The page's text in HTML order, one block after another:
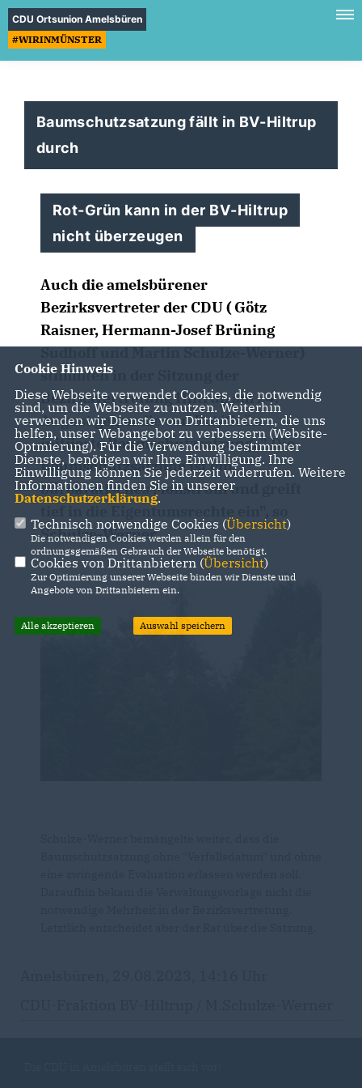
CDU Ortsunion Amelsbüren
#WIRINMÜNSTER
Baumschutzsatzung fällt in BV-Hiltrup
durch
Rot-Grün kann in der BV-Hiltrup
nicht überzeugen
Auch die amelsbürener
Bezirksvertreter der CDU ( Götz
Raisner, Hermann-Josef Brüning
Sudhoff und Martin Schulze-Werner)
stimmten in der Sitzung der
Bezirksvertretung Hiltrup am 24.
August gegen die von Rot/Grün
initiierte Baumschutzsatzung. " Die
Baumschutzsatzung ist ein
bürokratisches Monstrum und greift
tief in die Eigentumsrechte ein", so
Schulze-Werner.
Cookie Hinweis
Diese Webseite verwendet Cookies, die notwendig
sind, um die Webseite zu nutzen. Weiterhin
verwenden wir Dienste von Drittanbietern, die uns
helfen, unser Webangebot zu verbessern (Website-
Optmierung). Für die Verwendung bestimmter
Dienste, benötigen wir Ihre Einwilligung. Ihre
Einwilligung können Sie jederzeit widerrufen. Weitere
Informationen finden Sie in unserer
Datenschutzerklärung.
Technisch notwendige Cookies (Übersicht)
Die notwendigen Cookies werden allein für den
ordnungsgemäßen Gebrauch der Webseite benötigt.
Cookies von Drittanbietern (Übersicht)
Zur Optimierung unserer Webseite binden wir Dienste und
Angebote von Drittanbietern ein.
Alle akzeptieren Auswahl speichern